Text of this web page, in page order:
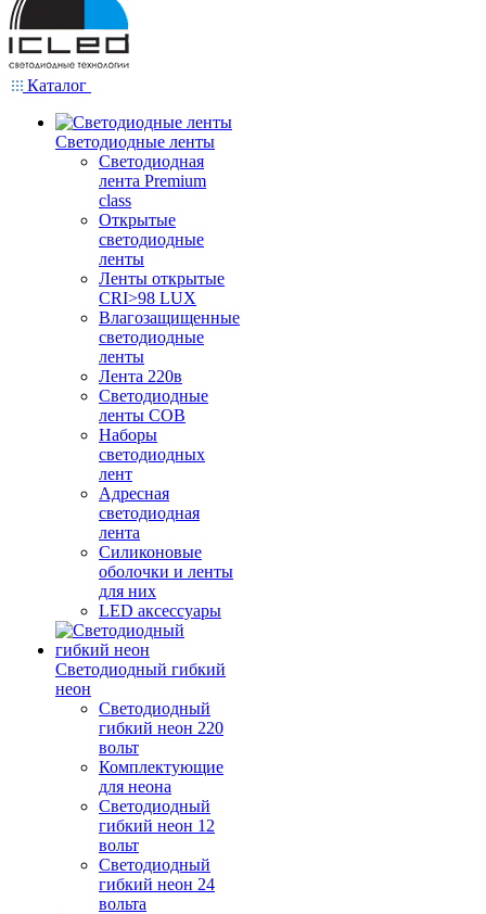
Каталог
Светодиодные ленты
Светодиодная
лента Premium
class
Открытые
светодиодные
ленты
Ленты открытые
CRI>98 LUX
Влагозащищенные
светодиодные
ленты
Лента 220в
Светодиодные
ленты COB
Наборы
светодиодных
лент
Адресная
светодиодная
лента
Силиконовые
оболочки и ленты
для них
LED аксессуары
Светодиодный гибкий
неон
Светодиодный
гибкий неон 220
вольт
Комплектующие
для неона
Светодиодный
гибкий неон 12
вольт
Светодиодный
гибкий неон 24
вольта